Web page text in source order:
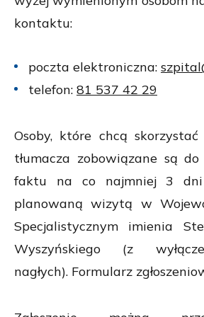
kontaktu:
poczta elektroniczna:
telefon: 81 537 42 29
Osoby, które chcą
tłumacza zobowiązane są do
faktu na co najmniej 3 dni
planowaną wizytą w
Specjalistycznym imienia
Wyszyńskiego (z
nagłych). Formularz